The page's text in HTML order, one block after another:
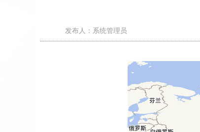
发布人：系统管理员